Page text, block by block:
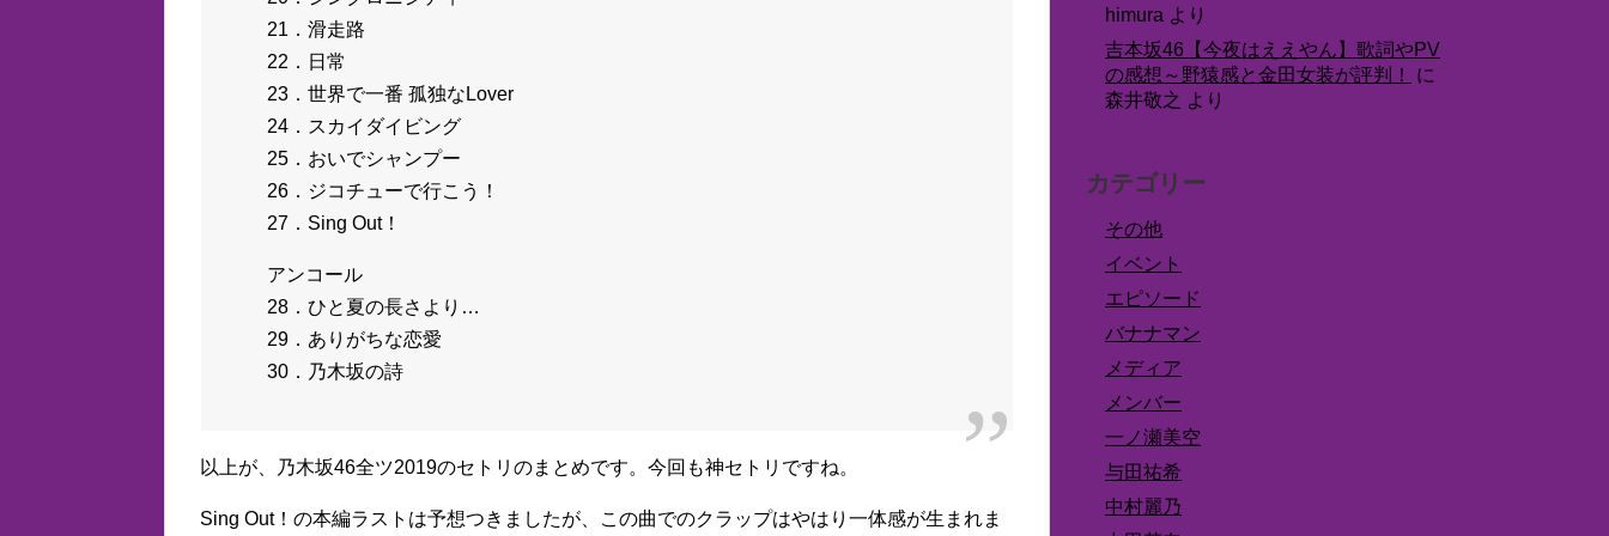
21．滑走路
22．日常
23．世界で一番 孤独なLover
24．スカイダイビング
25．おいでシャンプー
26．ジコチューで行こう！
27．Sing Out！
アンコール
28．ひと夏の長さより…
29．ありがちな恋愛
30．乃木坂の詩
以上が、乃木坂46全ツ2019のセトリのまとめです。今回も神セトリですね。
Sing Out！の本編ラストは予想つきましたが、この曲でのクラップはやはり一体感が生まれま
himura より
吉本坂46【今夜はええやん】歌詞やPV
の感想～野猿感と金田女装が評判！
に
森井敬之 より
カテゴリー
その他
イベント
エピソード
バナナマン
メディア
メンバー
一ノ瀬美空
与田祐希
中村麗乃